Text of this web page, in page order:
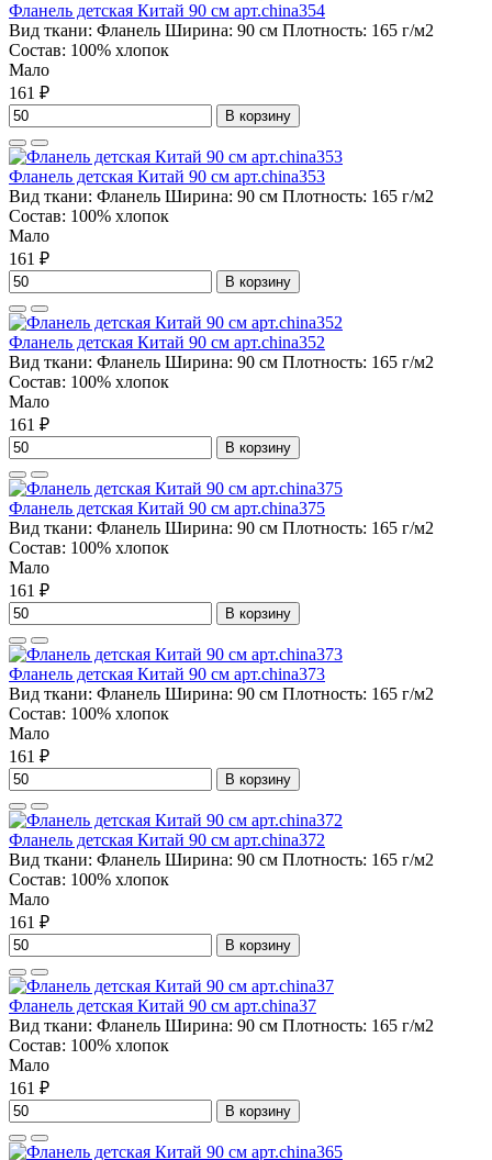
Фланель детская Китай 90 см арт.china354
Вид ткани: Фланель Ширина: 90 см Плотность: 165 г/м2
Состав: 100% хлопок
Мало
161 ₽
В корзину
Фланель детская Китай 90 см арт.china353
Вид ткани: Фланель Ширина: 90 см Плотность: 165 г/м2
Состав: 100% хлопок
Мало
161 ₽
В корзину
Фланель детская Китай 90 см арт.china352
Вид ткани: Фланель Ширина: 90 см Плотность: 165 г/м2
Состав: 100% хлопок
Мало
161 ₽
В корзину
Фланель детская Китай 90 см арт.china375
Вид ткани: Фланель Ширина: 90 см Плотность: 165 г/м2
Состав: 100% хлопок
Мало
161 ₽
В корзину
Фланель детская Китай 90 см арт.china373
Вид ткани: Фланель Ширина: 90 см Плотность: 165 г/м2
Состав: 100% хлопок
Мало
161 ₽
В корзину
Фланель детская Китай 90 см арт.china372
Вид ткани: Фланель Ширина: 90 см Плотность: 165 г/м2
Состав: 100% хлопок
Мало
161 ₽
В корзину
Фланель детская Китай 90 см арт.china37
Вид ткани: Фланель Ширина: 90 см Плотность: 165 г/м2
Состав: 100% хлопок
Мало
161 ₽
В корзину